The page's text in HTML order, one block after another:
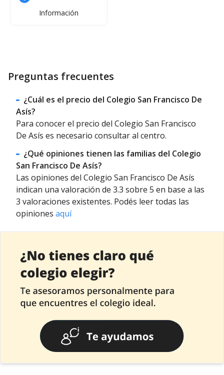
Información
Preguntas frecuentes
¿Cuál es el precio del Colegio San Francisco De
Asís?
Para conocer el precio del Colegio San Francisco
De Asís es necesario consultar al centro.
¿Qué opiniones tienen las familias del Colegio
San Francisco De Asís?
Las opiniones del Colegio San Francisco De Asís
indican una valoración de 3.3 sobre 5 en base a las
3 valoraciones existentes. Podés leer todas las
opiniones aquí